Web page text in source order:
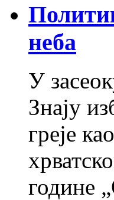
неба
У
Знају
греје
године